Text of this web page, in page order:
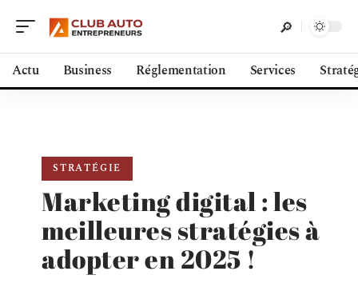
Actu Business Réglementation Services
STRATÉGIE
Marketing digital : les
meilleures stratégies à
adopter en 2025 !